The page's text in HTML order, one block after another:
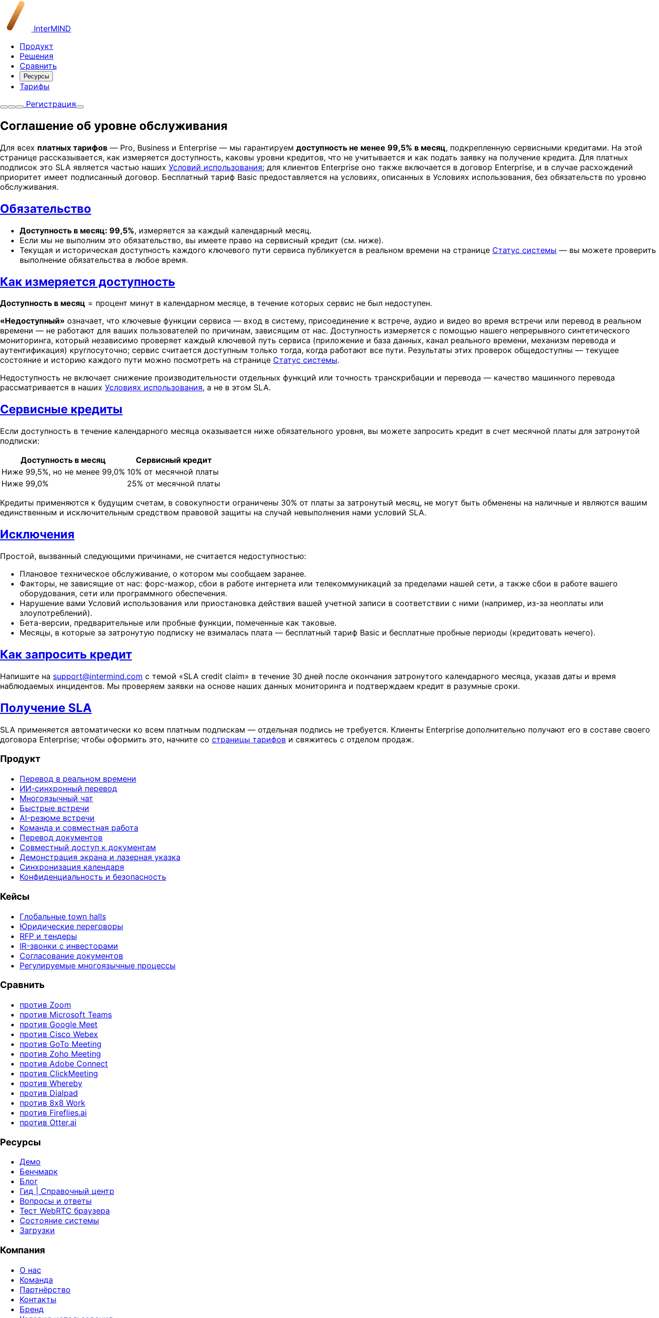
InterMIND
Продукт
Решения
Сравнить
Ресурсы
Тарифы
Регистрация
Соглашение об уровне обслуживания
Для всех платных тарифов — Pro, Business и Enterprise — мы гарантируем доступность не менее 99,5% в месяц, подкрепленную сервисными кредитами. На этой
странице рассказывается, как измеряется доступность, каковы уровни кредитов, что не учитывается и как подать заявку на получение кредита. Для платных
подписок это SLA является частью наших Условий использования; для клиентов Enterprise оно также включается в договор Enterprise, и в случае расхождений
приоритет имеет подписанный договор. Бесплатный тариф Basic предоставляется на условиях, описанных в Условиях использования, без обязательств по уровню
обслуживания.
Обязательство
Доступность в месяц: 99,5%, измеряется за каждый календарный месяц.
Если мы не выполним это обязательство, вы имеете право на сервисный кредит (см. ниже).
Текущая и историческая доступность каждого ключевого пути сервиса публикуется в реальном времени на странице Статус системы — вы можете проверить
выполнение обязательства в любое время.
Как измеряется доступность
Доступность в месяц = процент минут в календарном месяце, в течение которых сервис не был недоступен.
«Недоступный» означает, что ключевые функции сервиса — вход в систему, присоединение к встрече, аудио и видео во время встречи или перевод в реальном
времени — не работают для ваших пользователей по причинам, зависящим от нас. Доступность измеряется с помощью нашего непрерывного синтетического
мониторинга, который независимо проверяет каждый ключевой путь сервиса (приложение и база данных, канал реального времени, механизм перевода и
аутентификация) круглосуточно; сервис считается доступным только тогда, когда работают все пути. Результаты этих проверок общедоступны — текущее
состояние и историю каждого пути можно посмотреть на странице Статус системы.
Недоступность не включает снижение производительности отдельных функций или точность транскрибации и перевода — качество машинного перевода
рассматривается в наших Условиях использования, а не в этом SLA.
Сервисные кредиты
Если доступность в течение календарного месяца оказывается ниже обязательного уровня, вы можете запросить кредит в счет месячной платы для затронутой
подписки:
Доступность в месяц
Сервисный кредит
Ниже 99,5%, но не менее 99,0% 10% от месячной платы
Ниже 99,0%
25% от месячной платы
Кредиты применяются к будущим счетам, в совокупности ограничены 30% от платы за затронутый месяц, не могут быть обменены на наличные и являются вашим
единственным и исключительным средством правовой защиты на случай невыполнения нами условий SLA.
Исключения
Простой, вызванный следующими причинами, не считается недоступностью:
Плановое техническое обслуживание, о котором мы сообщаем заранее.
Факторы, не зависящие от нас: форс-мажор, сбои в работе интернета или телекоммуникаций за пределами нашей сети, а также сбои в работе вашего
оборудования, сети или программного обеспечения.
Нарушение вами Условий использования или приостановка действия вашей учетной записи в соответствии с ними (например, из-за неоплаты или
злоупотреблений).
Бета-версии, предварительные или пробные функции, помеченные как таковые.
Месяцы, в которые за затронутую подписку не взималась плата — бесплатный тариф Basic и бесплатные пробные периоды (кредитовать нечего).
Как запросить кредит
Напишите на support@intermind.com с темой «SLA credit claim» в течение 30 дней после окончания затронутого календарного месяца, указав даты и время
наблюдаемых инцидентов. Мы проверяем заявки на основе наших данных мониторинга и подтверждаем кредит в разумные сроки.
Получение SLA
SLA применяется автоматически ко всем платным подпискам — отдельная подпись не требуется. Клиенты Enterprise дополнительно получают его в составе своего
договора Enterprise; чтобы оформить это, начните со страницы тарифов и свяжитесь с отделом продаж.
Продукт
Перевод в реальном времени
ИИ-синхронный перевод
Многоязычный чат
Быстрые встречи
AI-резюме встречи
Команда и совместная работа
Перевод документов
Совместный доступ к документам
Демонстрация экрана и лазерная указка
Синхронизация календаря
Конфиденциальность и безопасность
Кейсы
Глобальные town halls
Юридические переговоры
RFP и тендеры
IR-звонки с инвесторами
Согласование документов
Регулируемые многоязычные процессы
Сравнить
против Zoom
против Microsoft Teams
против Google Meet
против Cisco Webex
против GoTo Meeting
против Zoho Meeting
против Adobe Connect
против ClickMeeting
против Whereby
против Dialpad
против 8x8 Work
против Fireflies.ai
против Otter.ai
Ресурсы
Демо
Бенчмарк
Блог
Гид | Справочный центр
Вопросы и ответы
Тест WebRTC браузера
Состояние системы
Загрузки
Компания
О нас
Команда
Партнёрство
Контакты
Бренд